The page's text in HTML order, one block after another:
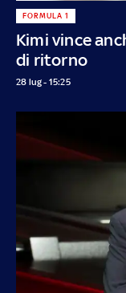
Kimi vince
di ritorno
FORMULA 1
28 lug - 15:25